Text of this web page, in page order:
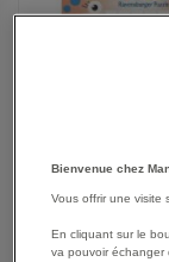
Bienvenue chez
Vous offrir une visite
En cliquant sur le
va pouvoir échanger